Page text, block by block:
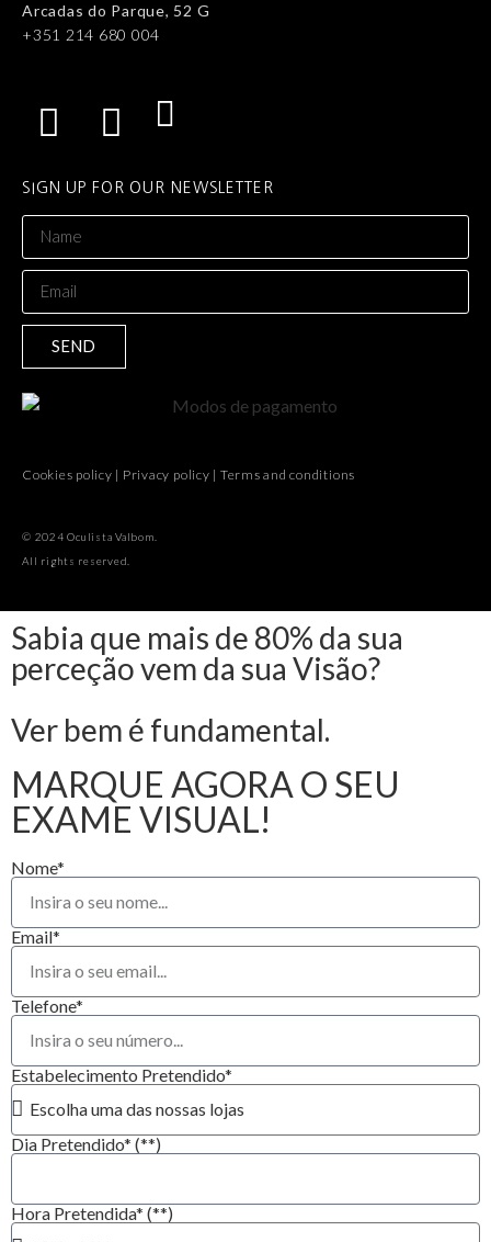
Arcadas do Parque, 52 G
+351 214 680 004
SIGN UP FOR OUR NEWSLETTER
SEND
Cookies policy | Privacy policy | Terms and conditions
© 2024 Oculista Valbom.
All rights reserved.
Sabia que mais de 80% da sua
perceção vem da sua Visão?
Ver bem é fundamental.
MARQUE AGORA O SEU
EXAME VISUAL!
Nome*
Email*
Telefone*
Estabelecimento Pretendido*
Dia Pretendido* (**)
Hora Pretendida* (**)